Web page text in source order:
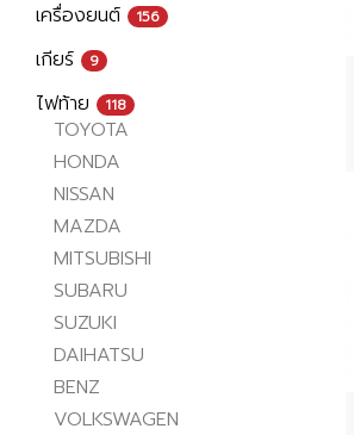
เครื่องยนต์ 156
เกียร์ 9
ไฟท้าย 118
TOYOTA
HONDA
NISSAN
MAZDA
MITSUBISHI
SUBARU
SUZUKI
DAIHATSU
BENZ
VOLKSWAGEN